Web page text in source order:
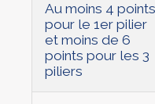
Au moins 4 points
pour le 1er pilier
et moins de 6
points pour les 3
piliers